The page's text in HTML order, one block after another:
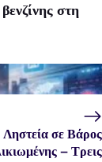
στη
σε Βάρος
– Τρεις